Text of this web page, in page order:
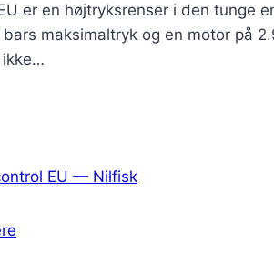
er en højtryksrenser i den tunge
maksimaltryk og en motor på